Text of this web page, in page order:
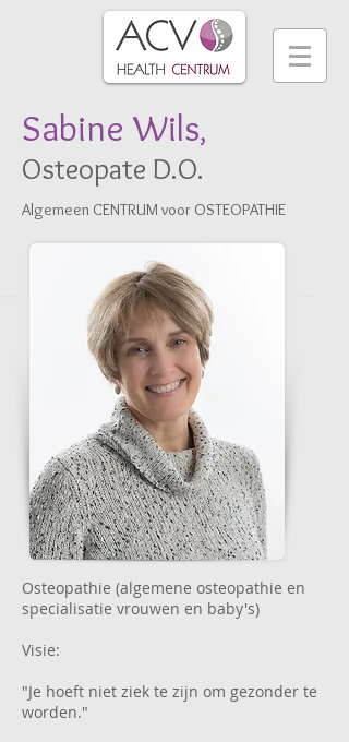
Sabine Wils,
Osteopate D.O.
Algemeen CENTRUM voor OSTEOPATHIE
Osteopathie (algemene osteopathie en
specialisatie vrouwen en baby's)
Visie:
"Je hoeft niet ziek te zijn om gezonder te
worden."